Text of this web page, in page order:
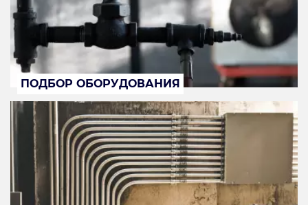
ПОДБОР ОБОРУДОВАНИЯ